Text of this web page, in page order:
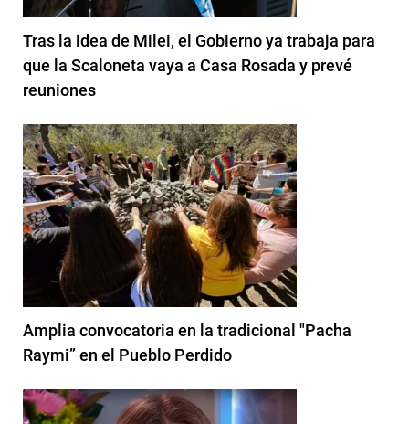
Tras la idea de Milei, el Gobierno ya trabaja para
que la Scaloneta vaya a Casa Rosada y prevé
reuniones
Amplia convocatoria en la tradicional "Pacha
Raymi” en el Pueblo Perdido